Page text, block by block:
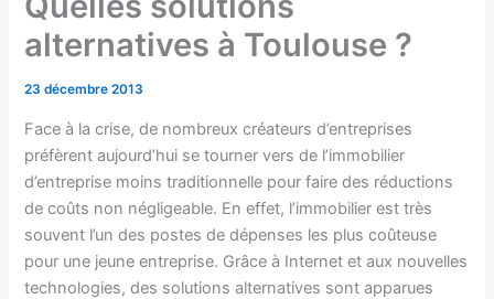
alternatives à Toulouse ?
23 décembre 2013
Face à la crise, de nombreux créateurs d’entreprises
préfèrent aujourd’hui se tourner vers de l’immobilier
d’entreprise moins traditionnelle pour faire des réductions
de coûts non négligeable. En effet, l’immobilier est très
souvent l’un des postes de dépenses les plus coûteuse
pour une jeune entreprise. Grâce à Internet et aux nouvelles
technologies, des solutions alternatives sont apparues